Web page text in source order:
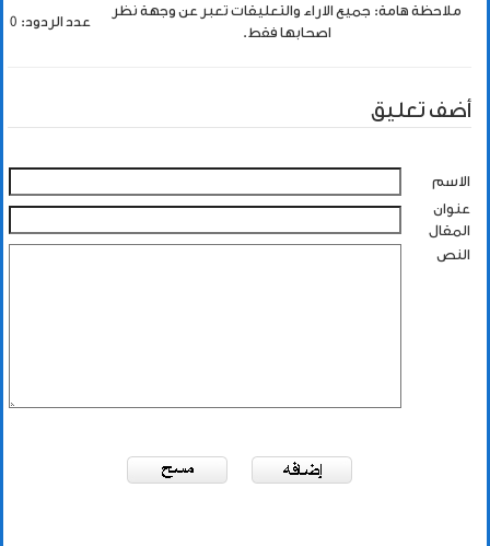
ملاحظة هامة: جميع الاراء والتعليقات تعبر عن وجهة نظر
اصحابها فقط.
عدد الردود: 0
أضف تعليق
الاسم
عنوان
المقال
النص